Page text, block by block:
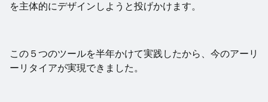
を主体的にデザインしようと投げかけます。
この５つのツールを半年かけて実践したから、今のアーリ
ーリタイアが実現できました。